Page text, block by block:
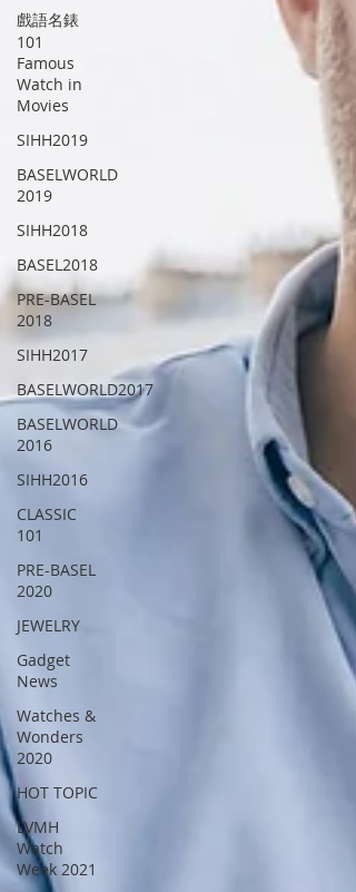
戲語名錶
101
Famous
Watch in
Movies
SIHH2019
BASELWORLD
2019
SIHH2018
BASEL2018
PRE-BASEL
2018
SIHH2017
BASELWORLD2017
BASELWORLD
2016
SIHH2016
CLASSIC
101
PRE-BASEL
2020
JEWELRY
Gadget
News
Watches &
Wonders
2020
HOT TOPIC
LVMH
Watch
Week 2021